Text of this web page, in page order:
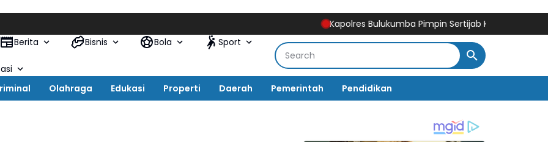
Kapolres Bulukumba Pimpin Sertijab Kabag, Kasat,
Berita
Bisnis Bola Sport
Olahraga Edukasi Properti Daerah Pemerintah Pendidikan